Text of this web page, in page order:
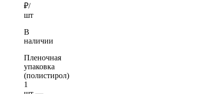
₽/
шт
В
наличии
Пленочная
упаковка
(полистирол)
1